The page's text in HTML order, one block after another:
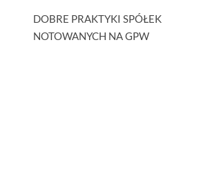
DOBRE PRAKTYKI SPÓŁEK
NOTOWANYCH NA GPW